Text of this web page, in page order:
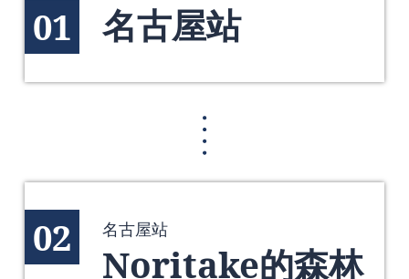
01 名古屋站
02 名古屋站
Noritake的森林